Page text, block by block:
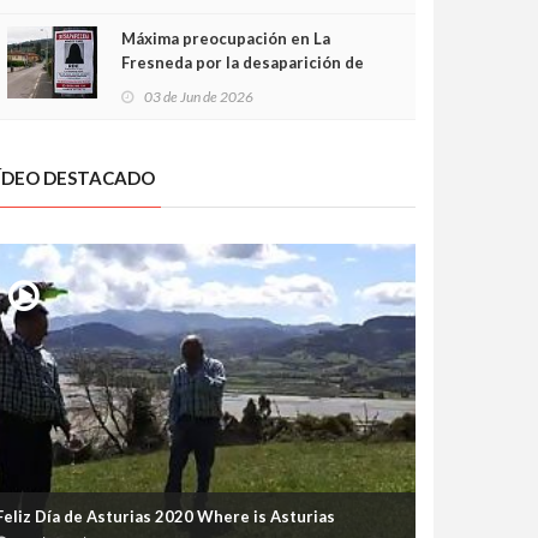
Máxima preocupación en La
Fresneda por la desaparición de
03 de Jun de 2026
DESTACADO
Día de Asturias 2020 Where is Asturias